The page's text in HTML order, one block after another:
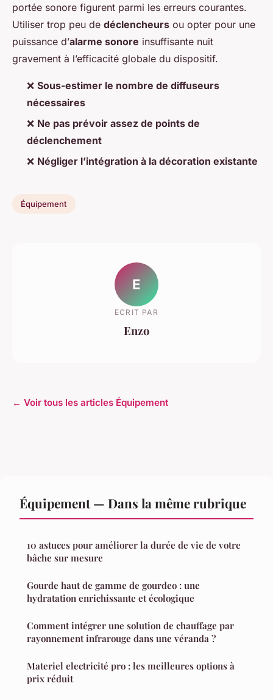
portée sonore figurent parmi les erreurs courantes.
Utiliser trop peu de déclencheurs ou opter pour une
puissance d’alarme sonore insuffisante nuit
gravement à l’efficacité globale du dispositif.
❌ Sous-estimer le nombre de diffuseurs
nécessaires
❌ Ne pas prévoir assez de points de
déclenchement
❌ Négliger l’intégration à la décoration existante
Équipement
E
ECRIT PAR
Enzo
← Voir tous les articles Équipement
Équipement — Dans la même rubrique
10 astuces pour améliorer la durée de vie de votre
bâche sur mesure
Gourde haut de gamme de gourdeo : une
hydratation enrichissante et écologique
Comment intégrer une solution de chauffage par
rayonnement infrarouge dans une véranda ?
Materiel electricité pro : les meilleures options à
prix réduit